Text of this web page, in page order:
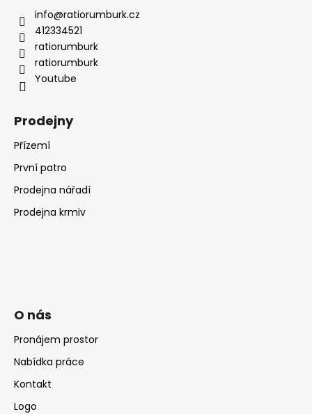
info@ratiorumburk.cz
412334521
ratiorumburk
ratiorumburk
Youtube
Prodejny
Přízemí
První patro
Prodejna nářadí
Prodejna krmiv
O nás
Pronájem prostor
Nabídka práce
Kontakt
Logo